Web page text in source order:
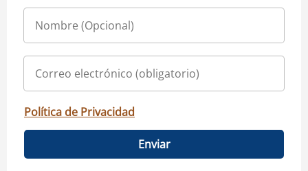
Política de Privacidad
Enviar